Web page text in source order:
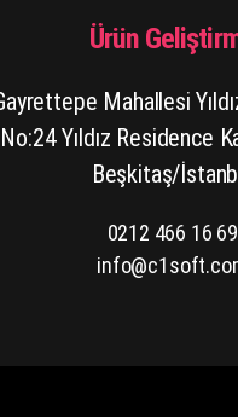
Ürün
Mahallesi
No:24 Yıldız Residence
Beşkitaş/
0212 466 16 69